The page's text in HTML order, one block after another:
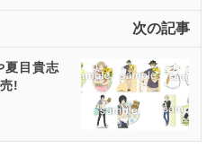
次の記事
夏目貴志
!